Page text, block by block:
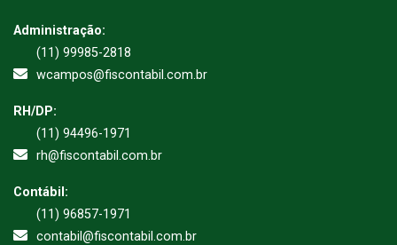
Administração:
(11) 99985-2818
wcampos@fiscontabil.com.br
RH/DP:
(11) 94496-1971
rh@fiscontabil.com.br
Contábil:
(11) 96857-1971
contabil@fiscontabil.com.br